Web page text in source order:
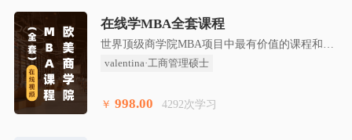
在线学MBA全套课程
世界顶级商学院MBA项目中最有价值的课程和大
量的案例研究
valentina·工商管理硕士
￥ 998.00 4292次学习